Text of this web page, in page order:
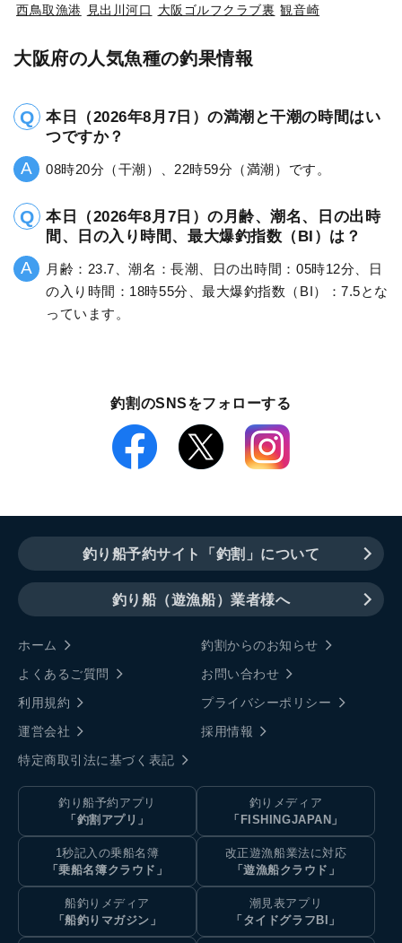
西鳥取漁港
見出川河口 大阪ゴルフクラブ裏 観音崎
大阪府の人気魚種の釣果情報
本日（2026年8月7日）の満潮と干潮の時間はい
つですか？
08時20分（干潮）、22時59分（満潮）です。
本日（2026年8月7日）の月齢、潮名、日の出時
間、日の入り時間、最大爆釣指数（BI）は？
月齢：23.7、潮名：長潮、日の出時間：05時12分、日
の入り時間：18時55分、最大爆釣指数（BI）：7.5とな
っています。
釣割のSNSをフォローする
釣り船予約サイト「釣割」について
釣り船（遊漁船）業者様へ
ホーム
釣割からのお知らせ
よくあるご質問
お問い合わせ
利用規約
プライバシーポリシー
運営会社
採用情報
特定商取引法に基づく表記
釣り船予約アプリ
「釣割アプリ」
釣りメディア
「FISHINGJAPAN」
1秒記入の乗船名簿
「乗船名簿クラウド」
改正遊漁船業法に対応
「遊漁船クラウド」
船釣りメディア
「船釣りマガジン」
潮見表アプリ
「タイドグラフBI」